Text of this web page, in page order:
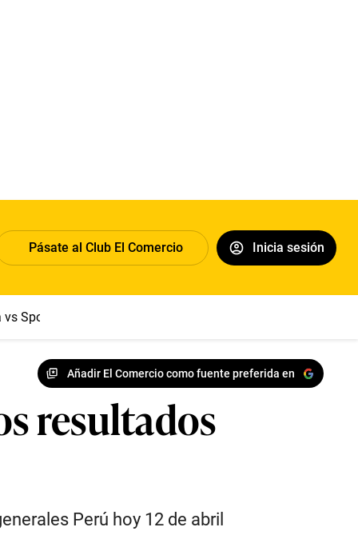
Pásate al Club El Comercio Inicia sesión
Sport Boys
Añadir El Comercio como fuente preferida en
resultados
Perú hoy 12 de abril